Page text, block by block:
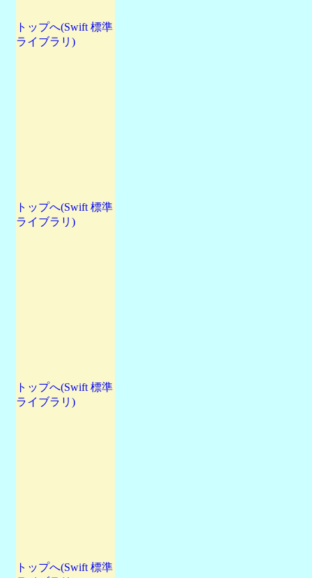
トップへ(Swift 標準
ライブラリ)
トップへ(Swift 標準
ライブラリ)
トップへ(Swift 標準
ライブラリ)
トップへ(Swift 標準